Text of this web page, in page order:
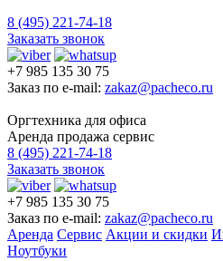
8 (495) 221-74-18
Заказать звонок
+7 985 135 30 75
Заказ по e-mail: zakaz@pacheco.ru
Оргтехника для офиса
Аренда продажа сервис
8 (495) 221-74-18
Заказать звонок
+7 985 135 30 75
Заказ по e-mail: zakaz@pacheco.ru
Аренда Сервис Акции и скидки
Ноутбуки